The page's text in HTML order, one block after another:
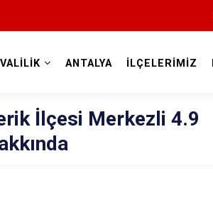
VALİLİK ANTALYA İLÇELERİMİZ
İlçesi Merkezli 4.9